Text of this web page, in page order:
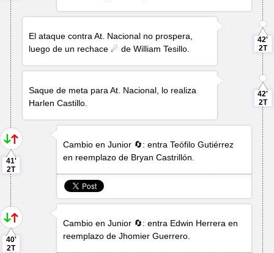
El ataque contra At. Nacional no prospera,
luego de un rechace ☄ deWilliam Tesillo
42'
2T
Saque de meta para At. Nacional, lo realiza
Harlen Castillo
42'
2T
41'
2T
Cambio en Junior 🔄: entraTeófilo Gutiérrez
en reemplazo de Bryan Castrillón
40'
2T
Cambio en Junior 🔄: entra Edwin Herrera en
reemplazo deJhomier Guerrero